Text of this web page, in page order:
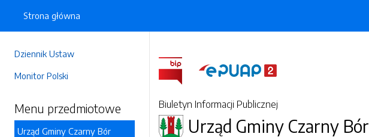
Dziennik Ustaw
Monitor Polski
Menu przedmiotowe
Urząd Gminy Czarny Bór
Strona główna
Biuletyn Informacji Publicznej
Urząd Gminy Czarny Bór